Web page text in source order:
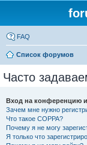
FAQ
Список форумов
Часто
Вход на конференцию и
Зачем мне нужно
Что такое COPPA?
Почему я не могу
Я только что